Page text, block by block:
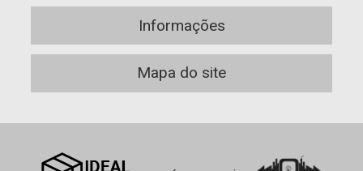
Informações
Mapa do site